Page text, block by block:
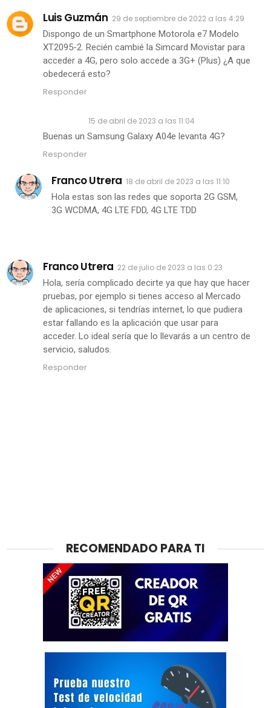
Luis Guzmán 29 de septiembre de 2022 a las 4:29
Dispongo de un Smartphone Motorola e7 Modelo
XT2095-2. Recién cambié la Simcard Movistar para
acceder a 4G, pero solo accede a 3G+ (Plus) ¿A que
obedecerá esto?
Responder
15 de abril de 2023 a las 11:04
Buenas un Samsung Galaxy A04e levanta 4G?
Responder
Franco Utrera 18 de abril de 2023 a las 11:10
Hola estas son las redes que soporta 2G GSM,
3G WCDMA, 4G LTE FDD, 4G LTE TDD
Franco Utrera 22 de julio de 2023 a las 0:23
Hola, sería complicado decirte ya que hay que hacer
pruebas, por ejemplo si tienes acceso al Mercado
de aplicaciones, si tendrías internet, lo que pudiera
estar fallando es la aplicación que usar para
acceder. Lo ideal sería que lo llevarás a un centro de
servicio, saludos.
Responder
RECOMENDADO PARA TI